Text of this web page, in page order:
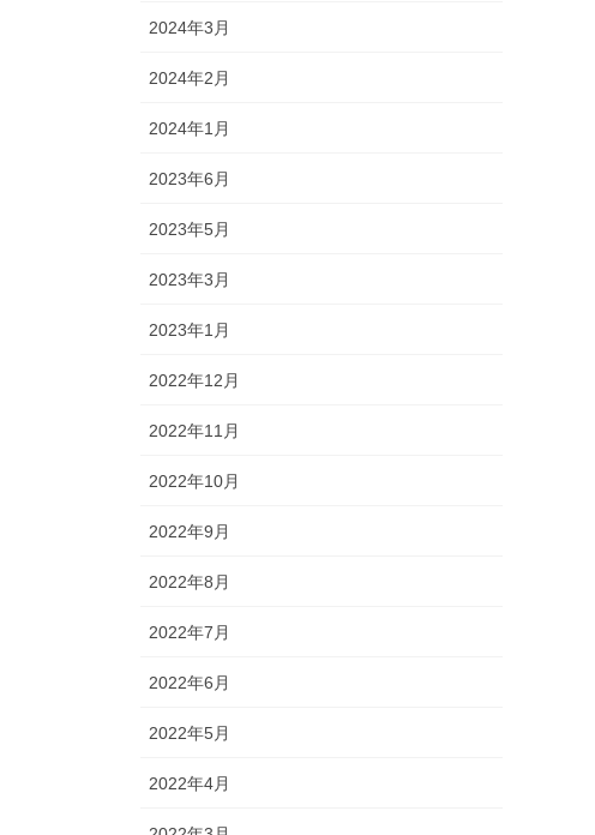
2024年3月
2024年2月
2024年1月
2023年6月
2023年5月
2023年3月
2023年1月
2022年12月
2022年11月
2022年10月
2022年9月
2022年8月
2022年7月
2022年6月
2022年5月
2022年4月